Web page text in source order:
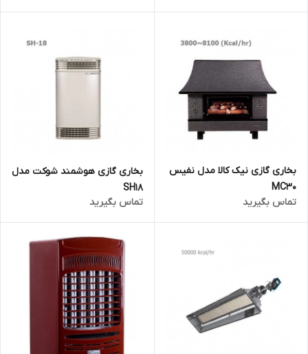
بخاری گازی نیک کالا مدل نفیس
MC30
تماس بگیرید
بخاری گازی هوشمند شوکت مدل
SH18
تماس بگیرید